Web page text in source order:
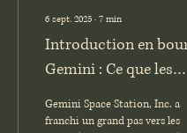
6 sept. 2025 ∙ 7 min
Introduction en
Gemini : Ce que les
investisseurs doivent
(GEMI)
Gemini Space Station, Inc. a
franchi un grand pas vers les